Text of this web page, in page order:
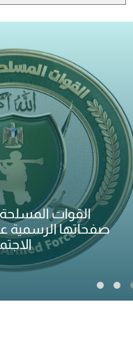
الأجهزة الأمنية
واقعة